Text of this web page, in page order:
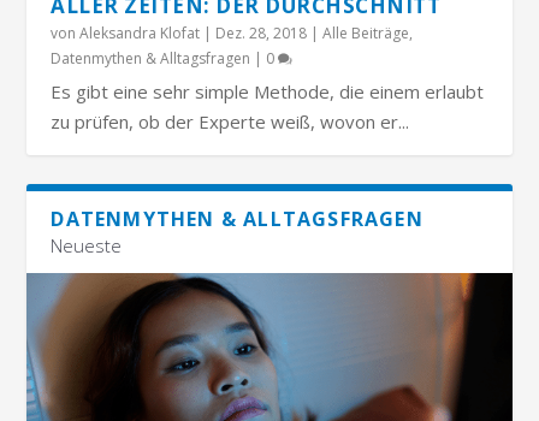
vonAleksandra Klofat | Dez. 28, 2018 |Alle Beiträge,
Datenmythen & Alltagsfragen | 0
Es gibt eine sehr simple Methode, die einem erlaubt
zu prüfen, ob der Experte weiß, wovon er...
DATENMYTHEN & ALLTAGSFRAGEN
Neueste